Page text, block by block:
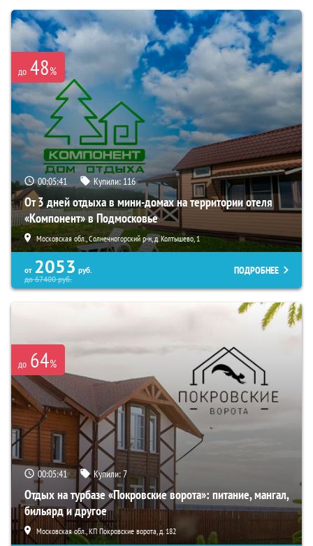
до 48%
00:05:39 Купили: 116
От 3 дней отдыха в мини-домах на территории отеля
«Компонент» в Подмосковье
Московская обл., Солнечногорский р-н, д. Колтышево, 1
от 2053 руб.
до67400руб.
ПОДРОБНЕЕ
до 64%
00:05:39 Купили:7
Отдых на турбазе «Покровские ворота»: питание, мангал,
бильярд и другое
Московская обл., КП Покровские ворота, д. 182